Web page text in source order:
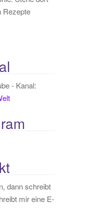
Rezepte
- Kanal:
dann schreibt
mir eine E-